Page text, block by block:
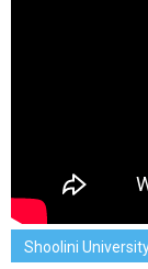
Shoolini